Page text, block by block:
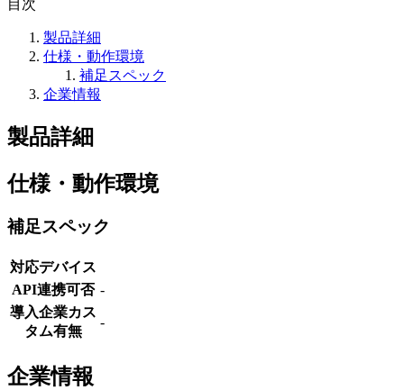
目次
製品詳細
仕様・動作環境
補足スペック
企業情報
製品詳細
仕様・動作環境
補足スペック
対応デバイス
API連携可否 -
導入企業カス
タム有無
-
企業情報